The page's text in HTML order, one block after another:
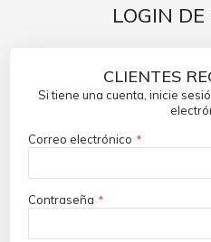
LOGIN
CLIENTES
Si tiene una cuenta, inicie
Correo electrónico
Contraseña